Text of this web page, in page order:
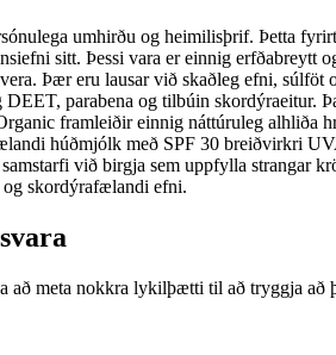
umhirðu og heimilisþrif. Þetta
sitt. Þessi vara er einnig erfðabreytt
Þær eru lausar við skaðleg efni,
parabena og tilbúin skordýraeitur.
framleiðir einnig náttúruleg alhliða
húðmjólk með SPF 30 breiðvirkri
við birgja sem uppfylla strangar
og skordýrafælandi efni.
að meta nokkra lykilþætti til að tryggja að